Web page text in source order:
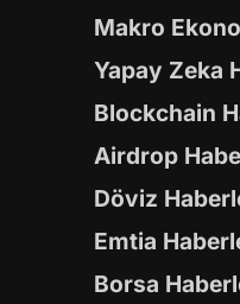
Makro
Yapay Zeka
Blockchain
Airdrop
Döviz
Emtia
Borsa